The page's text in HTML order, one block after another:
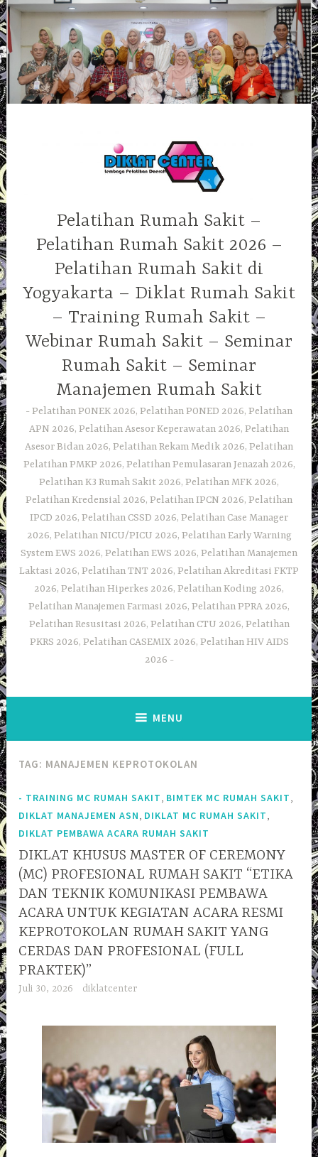
Skip
to
content
Pelatihan Rumah Sakit –
Pelatihan Rumah Sakit 2026 –
Pelatihan Rumah Sakit di
Yogyakarta – Diklat Rumah Sakit
– Training Rumah Sakit –
Webinar Rumah Sakit – Seminar
Rumah Sakit – Seminar
Manajemen Rumah Sakit
Pelatihan PONEK 2026, Pelatihan PONED 2026, Pelatihan
APN 2026, Pelatihan Asesor Keperawatan 2026, Pelatihan
Asesor Bidan 2026, Pelatihan Rekam Medik 2026, Pelatihan
Pelatihan PMKP 2026, Pelatihan Pemulasaran Jenazah 2026,
Pelatihan K3 Rumah Sakit 2026, Pelatihan MFK 2026,
Pelatihan Kredensial 2026, Pelatihan IPCN 2026, Pelatihan
IPCD 2026, Pelatihan CSSD 2026, Pelatihan Case Manager
2026, Pelatihan NICU/PICU 2026, Pelatihan Early Warning
System EWS 2026, Pelatihan EWS 2026, Pelatihan Manajemen
Laktasi 2026, Pelatihan TNT 2026, Pelatihan Akreditasi FKTP
2026, Pelatihan Hiperkes 2026, Pelatihan Koding 2026,
Pelatihan Manajemen Farmasi 2026, Pelatihan PPRA 2026,
Pelatihan Resusitasi 2026, Pelatihan CTU 2026, Pelatihan
PKRS 2026, Pelatihan CASEMIX 2026, Pelatihan HIV AIDS
2026
MENU
TAG: MANAJEMEN KEPROTOKOLAN
- TRAINING MC RUMAH SAKIT BIMTEK MC RUMAH SAKIT
DIKLAT MANAJEMEN ASN DIKLAT MC RUMAH SAKIT
DIKLAT PEMBAWA ACARA RUMAH SAKIT
DIKLAT KHUSUS MASTER OF CEREMONY
(MC) PROFESIONAL RUMAH SAKIT “ETIKA
DAN TEKNIK KOMUNIKASI PEMBAWA
ACARA UNTUK KEGIATAN ACARA RESMI
KEPROTOKOLAN RUMAH SAKIT YANG
CERDAS DAN PROFESIONAL (FULL
PRAKTEK)”
Juli 30, 2026 diklatcenter